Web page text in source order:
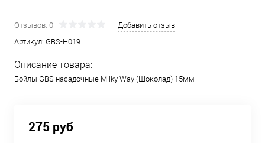
Отзывов: 0
Добавить отзыв
Артикул: GBS-H019
Описание товара:
Бойлы GBS насадочные Milky Way (Шоколад) 15мм
275 руб